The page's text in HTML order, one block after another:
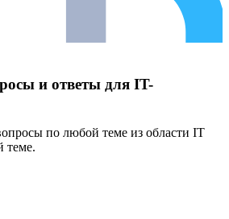
и ответы для IT-
по любой теме из области IT
теме.